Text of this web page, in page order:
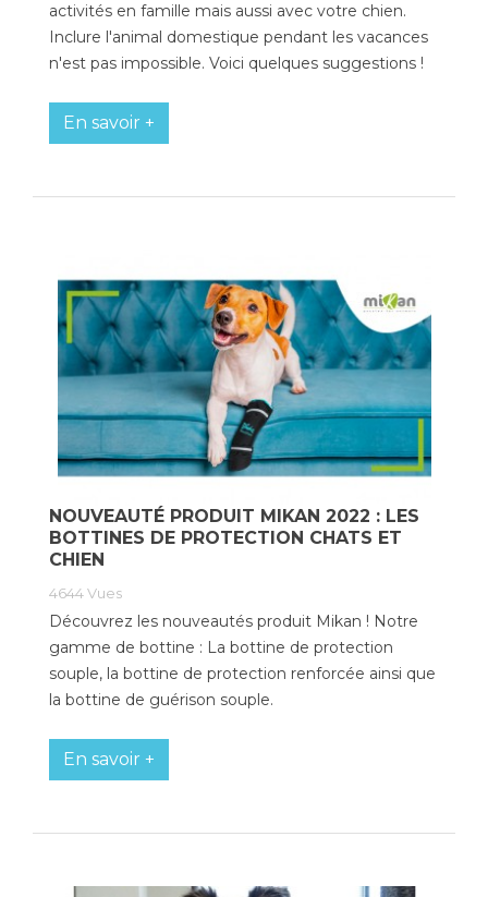
activités en famille mais aussi avec votre chien.
Inclure l'animal domestique pendant les vacances
n'est pas impossible. Voici quelques suggestions !
En savoir +
NOUVEAUTÉ PRODUIT MIKAN 2022 : LES
BOTTINES DE PROTECTION CHATS ET
CHIEN
4644Vues
Découvrez les nouveautés produit Mikan ! Notre
gamme de bottine : La bottine de protection
souple, la bottine de protection renforcée ainsi que
la bottine de guérison souple.
En savoir +